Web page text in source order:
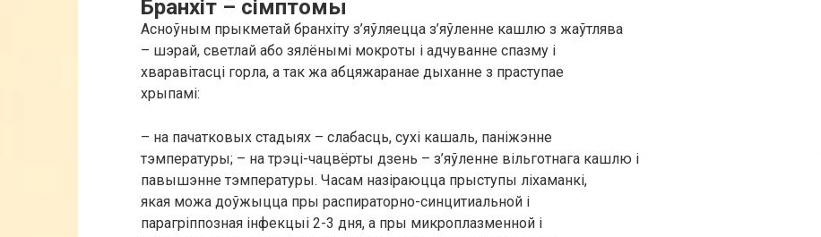
Бранхіт – сімптомы
Асноўным прыкметай бранхіту з’яўляецца з’яўленне кашлю з жаўтлява
– шэрай, светлай або зялёнымі мокроты і адчуванне спазму і
хваравітасці горла, а так жа абцяжаранае дыханне з праступае
хрыпамі:
– на пачатковых стадыях – слабасць, сухі кашаль, паніжэнне
тэмпературы; – на трэці-чацвёрты дзень – з’яўленне вільготнага кашлю і
павышэнне тэмпературы. Часам назіраюцца прыступы ліхаманкі,
якая можа доўжыцца пры распираторно-синцитиальной і
парагріппозная інфекцыі 2-3 дня, а пры микроплазменной і